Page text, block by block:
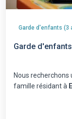
Garde
Nous recherchons
famille résidant à